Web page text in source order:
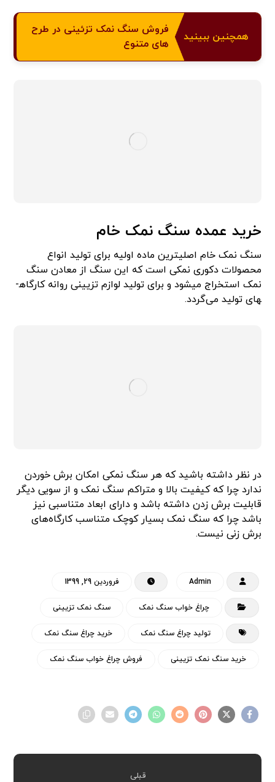
همچنین ببینید
فروش سنگ نمک تزئینی در طرح
های متنوع
خرید عمده سنگ نمک خام
سنگ نمک خام اصلی­ترین ماده اولیه برای تولید انواع
محصولات دکوری نمکی است که این سنگ از معادن سنگ
نمک استخراج می­شود و برای تولید لوازم تزیینی روانه کارگاه­
های تولید می­‌گردد.
در نظر داشته باشید که هر سنگ نمکی امکان برش خوردن
ندارد چرا که کیفیت بالا و متراکم سنگ نمک و از سویی دیگر
قابلیت برش زدن داشته باشد و دارای ابعاد متناسبی نیز
باشد چرا که سنگ نمک بسیار کوچک متناسب کارگاه‌های
برش زنی نیست.
Admin فروردین 29, 1399
چراغ خواب سنگ نمک سنگ نمک تزیینی
تولید چراغ سنگ نمک خرید چراغ سنگ نمک
خرید سنگ نمک تزیینی فروش چراغ خواب سنگ نمک
قبلی